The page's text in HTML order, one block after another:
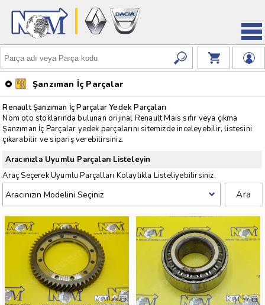
Şanzıman İç Parçalar
Renault Şanzıman İç Parçalar Yedek Parçaları
Nom oto stoklarında bulunan orijinal Renault Mais sıfır veya çıkma
Şanzıman İç Parçalar yedek parçalarını sitemizde inceleyebilir, listesini
çıkarabilir ve sipariş verebilirsiniz.
Aracınızla Uyumlu Parçaları Listeleyin
Araç Seçerek Uyumlu Parçalları Kolaylıkla Listeliyebilirsiniz.
Ara